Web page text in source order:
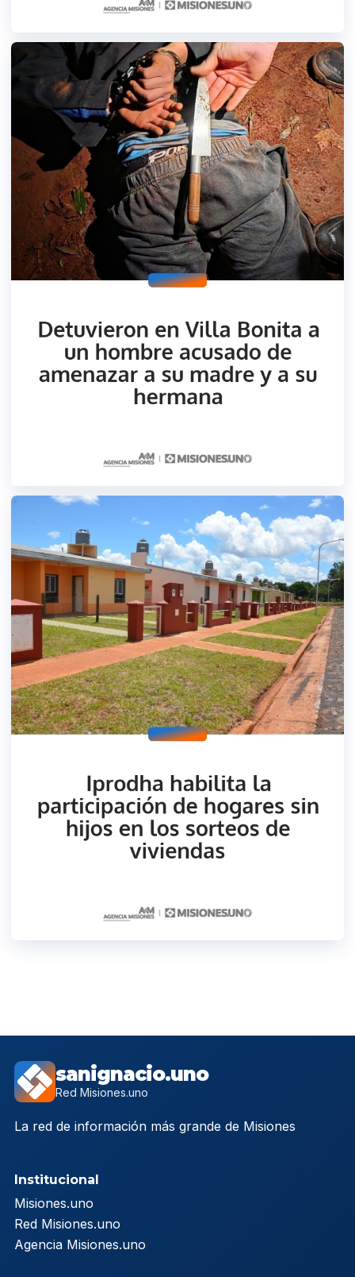
sanignacio.uno
Red Misiones.uno
La red de información más grande de Misiones
Institucional
Misiones.uno
Red Misiones.uno
Agencia Misiones.uno